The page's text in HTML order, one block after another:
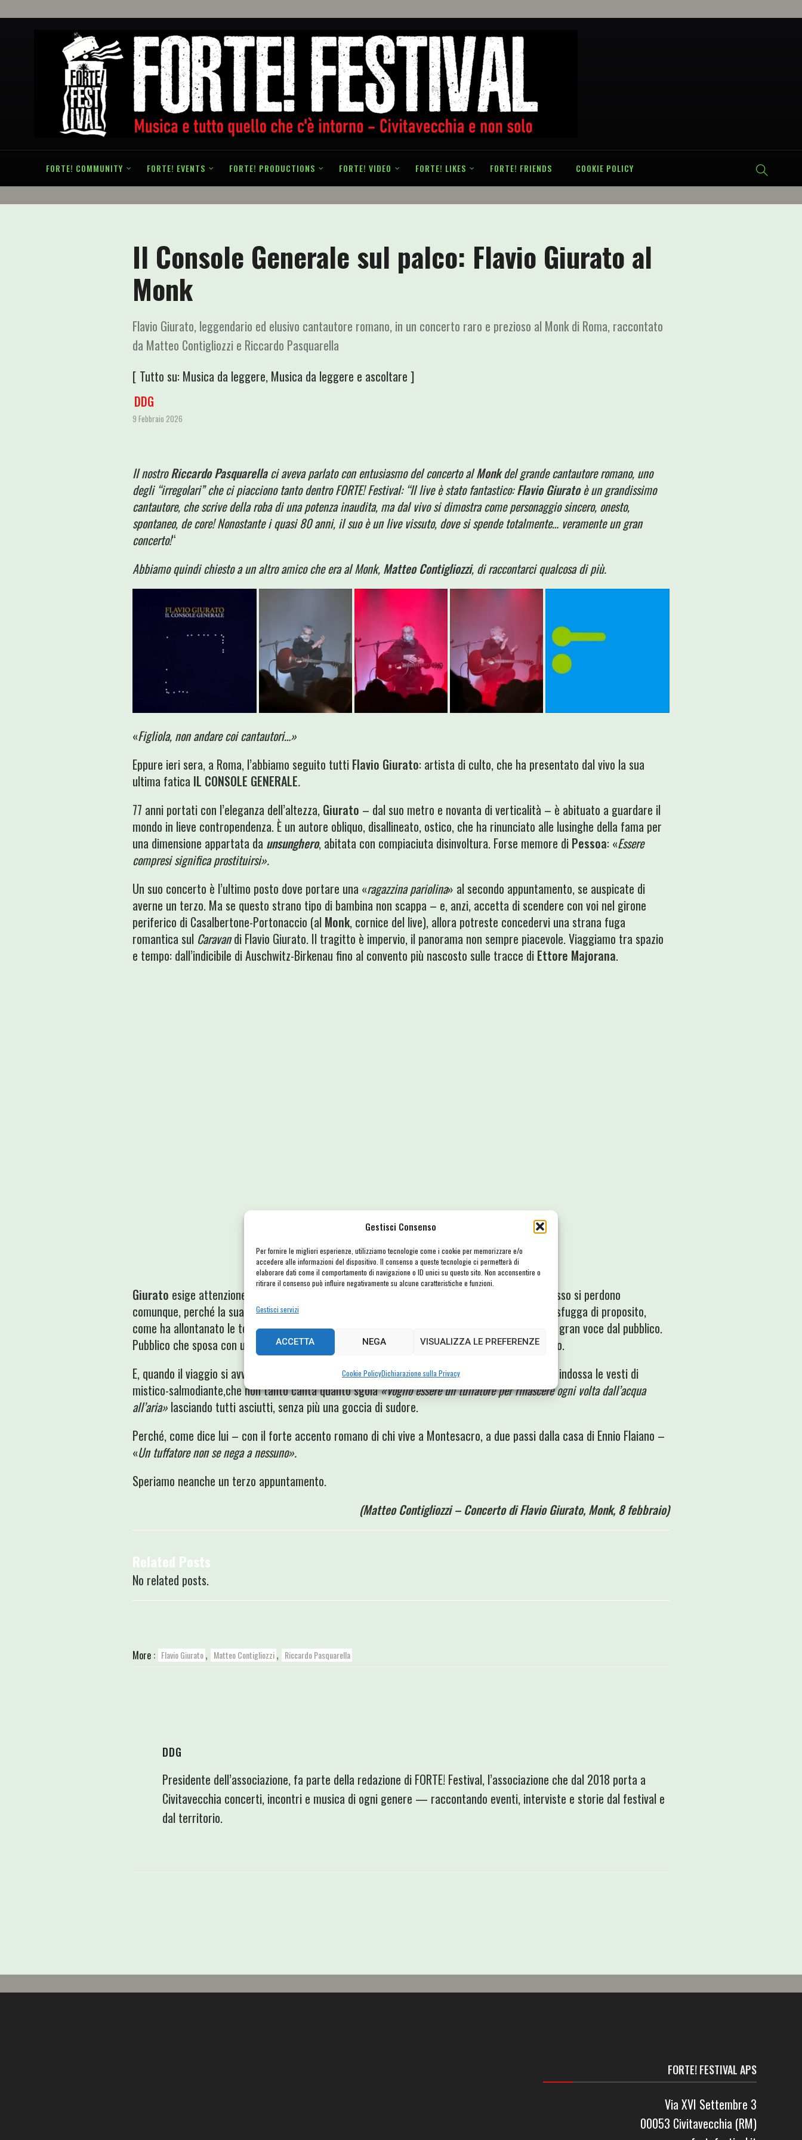
Gestisci Consenso
Per fornire le migliori esperienze, utilizziamo tecnologie come i cookie per memorizzare e/o
accedere alle informazioni del dispositivo. Il consenso a queste tecnologie ci permetterà di
elaborare dati come il comportamento di navigazione o ID unici su questo sito. Non acconsentire o
ritirare il consenso può influire negativamente su alcune caratteristiche e funzioni.
Gestisci servizi
ACCETTA NEGA VISUALIZZA LE PREFERENZE
Cookie PolicyDichiarazione sulla Privacy
FORTE! COMMUNITY FORTE! EVENTS FORTE! PRODUCTIONS FORTE! VIDEO FORTE! LIKES FORTE! FRIENDS COOKIE POLICY
Il Console Generale sul palco: Flavio Giurato al
Monk
Flavio Giurato, leggendario ed elusivo cantautore romano, in un concerto raro e prezioso al Monk di Roma, raccontato
da Matteo Contigliozzi e Riccardo Pasquarella
[ Tutto su: Musica da leggere, Musica da leggere e ascoltare ]
DDG
9 Febbraio 2026
II nostroRiccardo Pasquarellaci aveva parlato con entusiasmo del concerto alMonkdel grande cantautore romano, uno
degli “irregolari” che ci piacciono tanto dentro FORTE! Festival: “Il live è stato fantastico:Flavio Giuratoè un grandissimo
cantautore, che scrive della roba di una potenza inaudita, ma dal vivo si dimostra come personaggio sincero, onesto,
spontaneo, de core! Nonostante i quasi 80 anni, il suo è un live vissuto, dove si spende totalmente… veramente un gran
concerto!“
Abbiamo quindi chiesto a un altro amico che era al Monk, Matteo Contigliozzi, di raccontarci qualcosa di più.
«Figliola, non andare coi cantautori…»
Eppure ieri sera, a Roma, l’abbiamo seguito tutti Flavio Giurato: artista di culto, che ha presentato dal vivo la sua
ultima fatica IL CONSOLE GENERALE.
77 anni portati con l’eleganza dell’altezza, Giurato – dal suo metro e novanta di verticalità – è abituato a guardare il
mondo in lieve contropendenza. È un autore obliquo, disallineato, ostico, che ha rinunciato alle lusinghe della fama per
una dimensione appartata da unsunghero, abitata con compiaciuta disinvoltura. Forse memore di Pessoa: «Essere
compresi significa prostituirsi».
Un suo concerto è l’ultimo posto dove portare una «ragazzina pariolina» al secondo appuntamento, se auspicate di
averne un terzo. Ma se questo strano tipo di bambina non scappa – e, anzi, accetta di scendere con voi nel girone
periferico di Casalbertone-Portonaccio (al Monk, cornice del live), allora potreste concedervi una strana fuga
romantica sul Caravandi Flavio Giurato. Il tragitto è impervio, il panorama non sempre piacevole. Viaggiamo tra spazio
e tempo: dall’indicibile di Auschwitz-Birkenau fino al convento più nascosto sulle tracce di Ettore Majorana.
Giurato esige attenzione. Quasi sussurra, chiede di tendere l’orecchio alle sue parole; che spesso si perdono
comunque, perché la sua bocca non sempre trova il microfono. L’impressione è che Giurato lo sfugga di proposito,
come ha allontanato le tentazioni più pop del suo capolavoro
(1982), richiesto a gran voce dal pubblico.
Pubblico che sposa con una voce solaLa marcia nuziale,il momento più solenne dello spettacolo.
E, quando il viaggio si avvicina al termine della notte, Flavio Giurato dismette i panni di
e indossa le vesti di
mistico-salmodiante,che non tanto canta quanto sgola«Voglio essere un tuffatore per rinascere ogni volta dall’acqua
all’aria» lasciando tutti asciutti, senza più una goccia di sudore.
Perché, come dice lui – con il forte accento romano di chi vive a Montesacro, a due passi dalla casa di Ennio Flaiano –
«Un tuffatore non se nega a nessuno».
Speriamo neanche un terzo appuntamento.
(Matteo Contigliozzi – Concerto di Flavio Giurato, Monk, 8 febbraio)
Related Posts
No related posts.
More : Flavio Giurato, Matteo Contigliozzi, Riccardo Pasquarella
DDG
Presidente dell’associazione, fa parte della redazione di FORTE! Festival, l’associazione che dal 2018 porta a
Civitavecchia concerti, incontri e musica di ogni genere — raccontando eventi, interviste e storie dal festival e
dal territorio.
FORTE! FESTIVAL APS
Via XVI Settembre 3
00053 Civitavecchia (RM)